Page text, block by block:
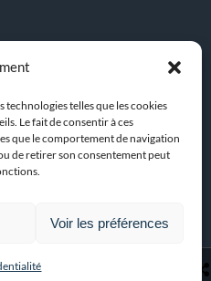
telles que les cookies
Le fait de consentir à ces
que le comportement de navigation
de retirer son consentement peut
Voir les préférences